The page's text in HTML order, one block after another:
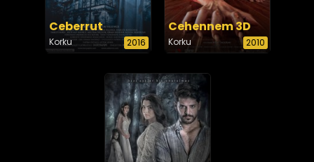
FİLM HABERLERİ
Ceberrut
Korku 2016
Cehennem 3D
Korku 2010